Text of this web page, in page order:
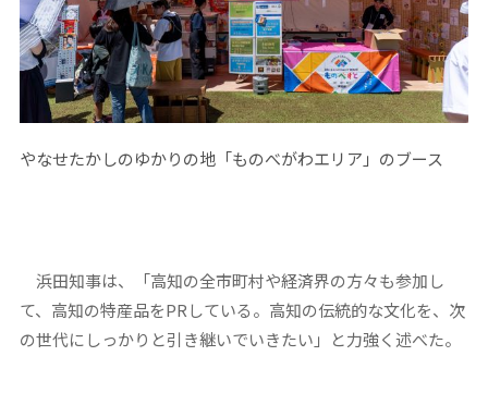
やなせたかしのゆかりの地「ものべがわエリア」のブース
浜田知事は、「高知の全市町村や経済界の方々も参加し
て、高知の特産品をPRしている。高知の伝統的な文化を、次
の世代にしっかりと引き継いでいきたい」と力強く述べた。